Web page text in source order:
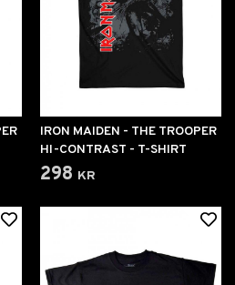
IRON MAIDEN - THE TROOPER
HI-CONTRAST - T-SHIRT
298 kr